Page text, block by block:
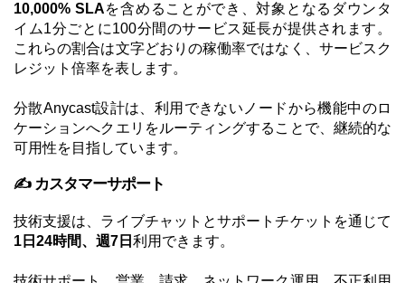
10,000% SLAを含めることができ、対象となるダウンタ
イム1分ごとに100分間のサービス延長が提供されます。
これらの割合は文字どおりの稼働率ではなく、サービスク
レジット倍率を表します。
分散Anycast設計は、利用できないノードから機能中のロ
ケーションへクエリをルーティングすることで、継続的な
可用性を目指しています。
✍️ カスタマーサポート
技術支援は、ライブチャットとサポートチケットを通じて
1日24時間、週7日 利用できます。